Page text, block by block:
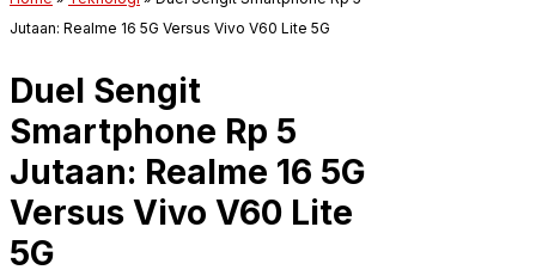
Jutaan: Realme 16 5G Versus Vivo V60 Lite 5G
Duel Sengit
Smartphone Rp 5
Jutaan: Realme 16 5G
Versus Vivo V60 Lite
5G